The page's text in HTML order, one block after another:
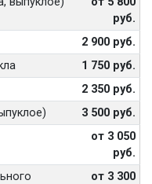
руб.
2 900 руб.
1 750 руб.
2 350 руб.
3 500 руб.
от 3 050
руб.
от 3 300